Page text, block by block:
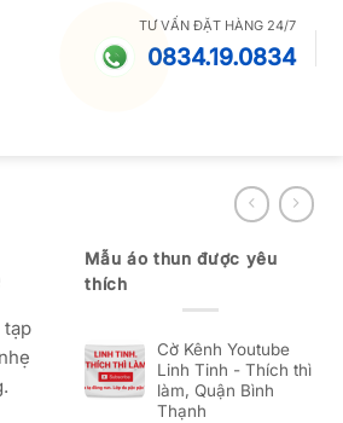
TƯ VẤN ĐẶT HÀNG 24/7
0834.19.0834
tạp
Mẫu áo thun được yêu
thích
Cờ Kênh Youtube
Linh Tinh - Thích thì
làm, Quận Bình
Thạnh